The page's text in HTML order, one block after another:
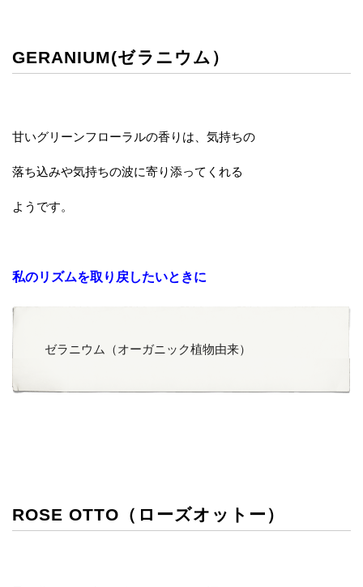
GERANIUM(ゼラニウム）
甘いグリーンフローラルの香りは、気持ちの
落ち込みや気持ちの波に寄り添ってくれる
ようです。
私のリズムを取り戻したいときに
ゼラニウム（オーガニック植物由来）
ROSE OTTO（ローズオットー）